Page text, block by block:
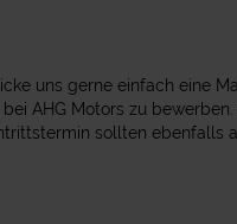
uns gerne einfach eine
bei AHG Motors zu
sollten ebenfalls